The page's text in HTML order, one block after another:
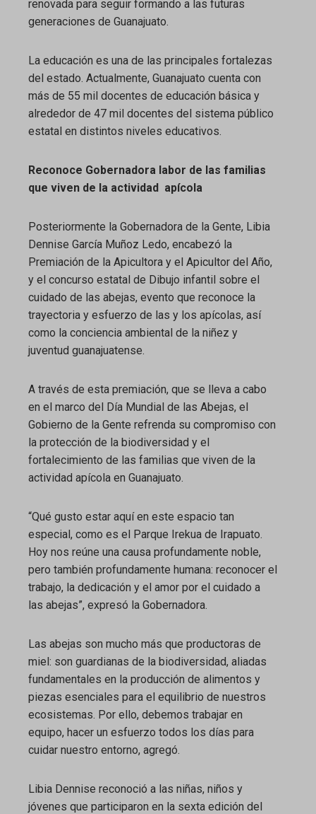
renovada para seguir formando a las futuras
generaciones de Guanajuato.
La educación es una de las principales fortalezas
del estado. Actualmente, Guanajuato cuenta con
más de 55 mil docentes de educación básica y
alrededor de 47 mil docentes del sistema público
estatal en distintos niveles educativos.
Reconoce Gobernadora labor de las familias
que viven de la actividad apícola
Posteriormente la Gobernadora de la Gente, Libia
Dennise García Muñoz Ledo, encabezó la
Premiación de la Apicultora y el Apicultor del Año,
y el concurso estatal de Dibujo infantil sobre el
cuidado de las abejas, evento que reconoce la
trayectoria y esfuerzo de las y los apícolas, así
como la conciencia ambiental de la niñez y
juventud guanajuatense.
A través de esta premiación, que se lleva a cabo
en el marco del Día Mundial de las Abejas, el
Gobierno de la Gente refrenda su compromiso con
la protección de la biodiversidad y el
fortalecimiento de las familias que viven de la
actividad apícola en Guanajuato.
“Qué gusto estar aquí en este espacio tan
especial, como es el Parque Irekua de Irapuato.
Hoy nos reúne una causa profundamente noble,
pero también profundamente humana: reconocer el
trabajo, la dedicación y el amor por el cuidado a
las abejas”, expresó la Gobernadora.
Las abejas son mucho más que productoras de
miel: son guardianas de la biodiversidad, aliadas
fundamentales en la producción de alimentos y
piezas esenciales para el equilibrio de nuestros
ecosistemas. Por ello, debemos trabajar en
equipo, hacer un esfuerzo todos los días para
cuidar nuestro entorno, agregó.
Libia Dennise reconoció a las niñas, niños y
jóvenes que participaron en la sexta edición del